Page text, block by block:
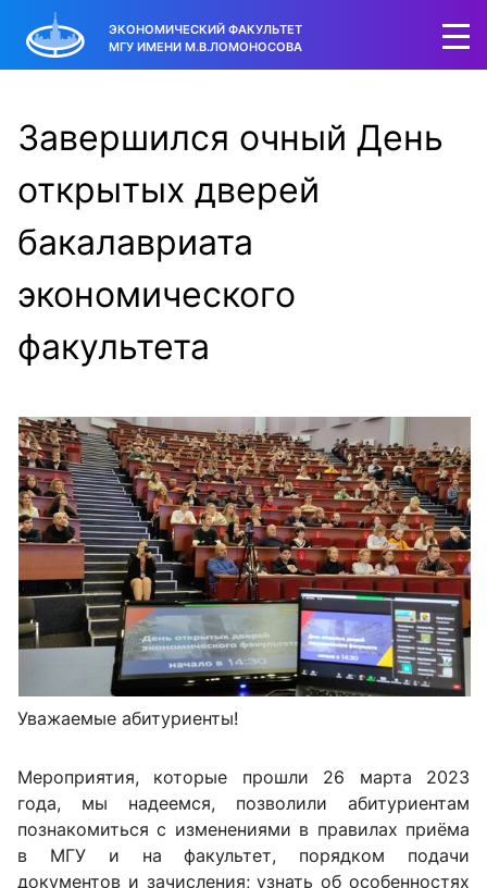
ЭКОНОМИЧЕСКИЙ ФАКУЛЬТЕТ
МГУ ИМЕНИ М.В.ЛОМОНОСОВА
Завершился очный День
открытых дверей
бакалавриата
экономического
факультета
Уважаемые абитуриенты!
Мероприятия, которые прошли 26 марта 2023
года, мы надеемся, позволили абитуриентам
познакомиться с изменениями в правилах приёма
в МГУ и на факультет, порядком подачи
документов и зачисления; узнать об особенностях